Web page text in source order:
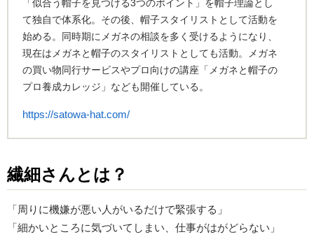
「似合う帽子を見つける3つのポイント」を帽子理論とし
て独自で体系化。その後、帽子スタイリストとして活動を
始める。同時期にメガネの相談を多く受けるようになり、
現在はメガネと帽子のスタイリストとしても活動。メガネ
の買い物同行サービスやプロ向けの講座「メガネと帽子の
プロ養成カレッジ」なども開催している。
https://satowa-hat.com/
繊細さんとは？
「周りに機嫌が悪い人がいるだけで緊張する」
「細かいところに気づいてしまい、仕事がはがどらない」